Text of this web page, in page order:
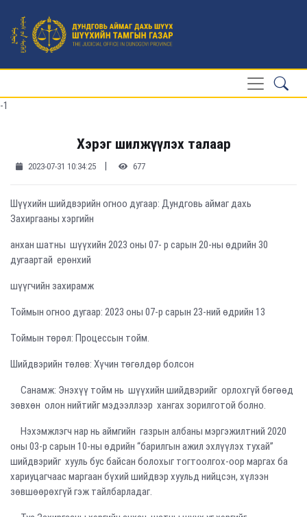
-1
Хэрэг шилжүүлэх талаар
2023-07-31 10:34:25 | 677
Шүүхийн шийдвэрийн огноо дугаар: Дундговь аймаг дахь
Захиргааны хэргийн
анхан шатны шүүхийн 2023 оны 07- р сарын 20-ны өдрийн 30
дугаартай ерөнхий
шүүгчийн захирамж
Тоймын огноо дугаар: 2023 оны 07-р сарын 23-ний өдрийн 13
Тоймын төрөл: Процессын тойм.
Шийдвэрийн төлөв: Хүчин төгөлдөр болсон
Санамж: Энэхүү тойм нь шүүхийн шийдвэрийг орлохгүй бөгөөд
зөвхөн олон нийтийг мэдээллээр хангах зорилготой болно.
Нэхэмжлэгч нар нь аймгийн газрын албаны мэргэжилтний 2020
оны 03-р сарын 10-ны өдрийн “барилгын ажил эхлүүлэх тухай”
шийдвэрийг хууль бус байсан болохыг тогтоолгох-оор маргах ба
хариуцагчаас маргаан бүхий шийдвэр хуульд нийцсэн, хүлээн
зөвшөөрөхгүй гэж тайлбарладаг.